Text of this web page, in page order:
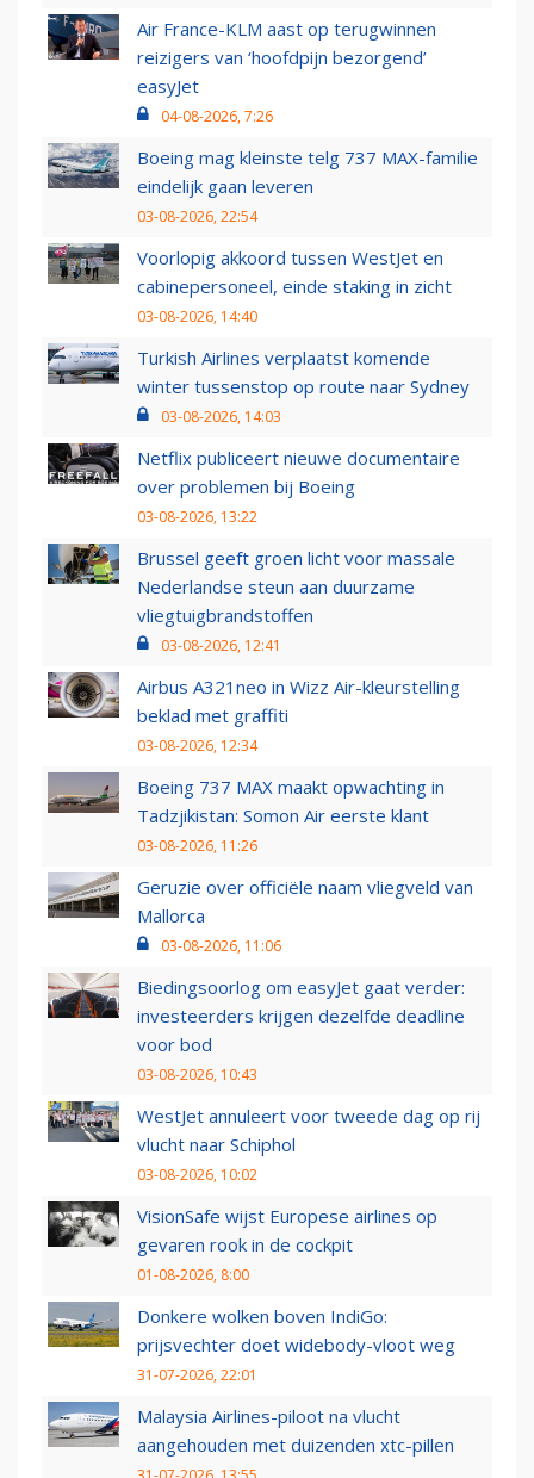
Air France-KLM aast op terugwinnen
reizigers van ‘hoofdpijn bezorgend’
easyJet
04-08-2026, 7:26
Boeing mag kleinste telg 737 MAX-familie
eindelijk gaan leveren
03-08-2026, 22:54
Voorlopig akkoord tussen WestJet en
cabinepersoneel, einde staking in zicht
03-08-2026, 14:40
Turkish Airlines verplaatst komende
winter tussenstop op route naar Sydney
03-08-2026, 14:03
Netflix publiceert nieuwe documentaire
over problemen bij Boeing
03-08-2026, 13:22
Brussel geeft groen licht voor massale
Nederlandse steun aan duurzame
vliegtuigbrandstoffen
03-08-2026, 12:41
Airbus A321neo in Wizz Air-kleurstelling
beklad met graffiti
03-08-2026, 12:34
Boeing 737 MAX maakt opwachting in
Tadzjikistan: Somon Air eerste klant
03-08-2026, 11:26
Geruzie over officiële naam vliegveld van
Mallorca
03-08-2026, 11:06
Biedingsoorlog om easyJet gaat verder:
investeerders krijgen dezelfde deadline
voor bod
03-08-2026, 10:43
WestJet annuleert voor tweede dag op rij
vlucht naar Schiphol
03-08-2026, 10:02
VisionSafe wijst Europese airlines op
gevaren rook in de cockpit
01-08-2026, 8:00
Donkere wolken boven IndiGo:
prijsvechter doet widebody-vloot weg
31-07-2026, 22:01
Malaysia Airlines-piloot na vlucht
aangehouden met duizenden xtc-pillen